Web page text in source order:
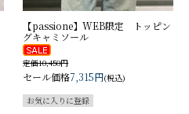
【passione】WEB限定 トッピン
グキャミソール
定価10,450円
セール価格7,315円(税込)